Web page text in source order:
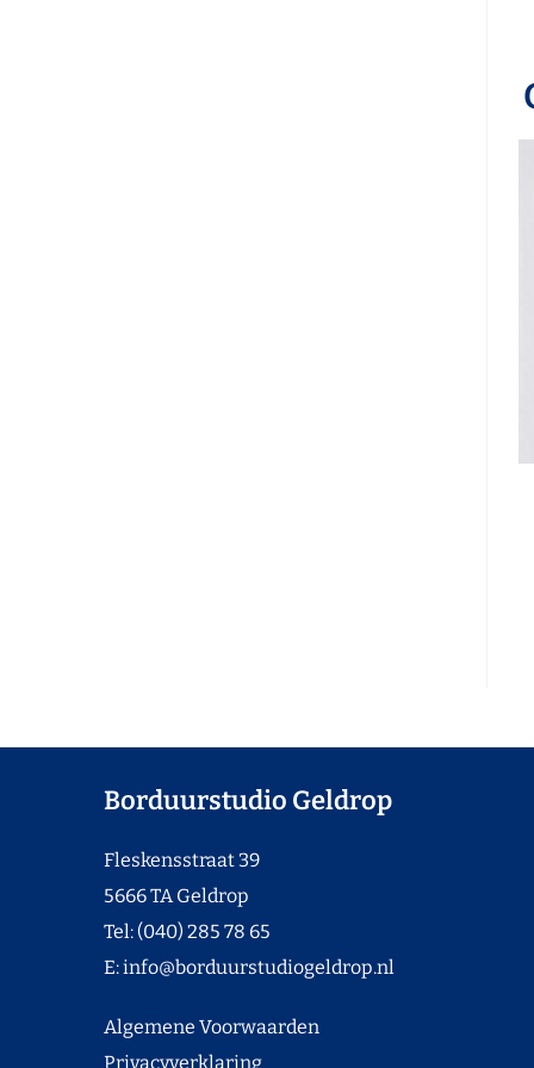
Borduurstudio Geldrop
Fleskensstraat 39
5666 TA Geldrop
Tel: (040) 285 78 65
E:info@borduurstudiogeldrop.nl
Algemene Voorwaarden
Privacyverklaring